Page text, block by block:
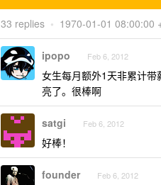
33 replies • 1970-01-01 08:00:00
ipopo Feb 6, 2012
女生每月额外1天非累计带
亮了。很棒啊
satgi Feb 6, 2012
好棒！
founder Feb 6, 2012